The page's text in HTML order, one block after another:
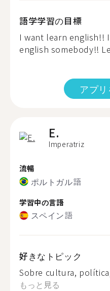
語学学習の目標
I want learn english!!
english somebody!!
アプ
E.
Imperatriz
流暢
ポルトガル語
学習中の言語
スペイン語
好きなトピック
Sobre cultura,
もっと見る